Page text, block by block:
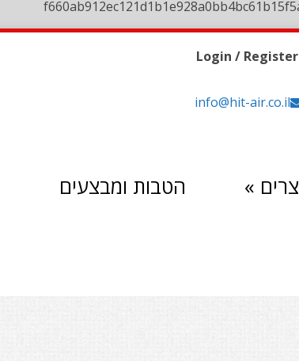
Login / Register
info@hit-air.co.il
הטבות ומבצעים
»